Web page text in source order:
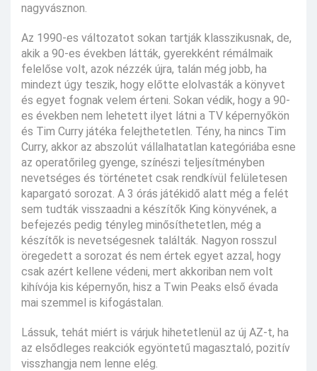
nagyvásznon.
Az 1990-es változatot sokan tartják klasszikusnak, de,
akik a 90-es években látták, gyerekként rémálmaik
felelőse volt, azok nézzék újra, talán még jobb, ha
mindezt úgy teszik, hogy előtte elolvasták a könyvet
és egyet fognak velem érteni. Sokan védik, hogy a 90-
es években nem lehetett ilyet látni a TV képernyőkön
és Tim Curry játéka felejthetetlen. Tény, ha nincs Tim
Curry, akkor az abszolút vállalhatatlan kategóriába esne
az operatőrileg gyenge, színészi teljesítményben
nevetséges és történetet csak rendkívül felületesen
kapargató sorozat. A 3 órás játékidő alatt még a felét
sem tudták visszaadni a készítők King könyvének, a
befejezés pedig tényleg minősíthetetlen, még a
készítők is nevetségesnek találták. Nagyon rosszul
öregedett a sorozat és nem értek egyet azzal, hogy
csak azért kellene védeni, mert akkoriban nem volt
kihívója kis képernyőn, hisz a Twin Peaks első évada
mai szemmel is kifogástalan.
Lássuk, tehát miért is várjuk hihetetlenül az új AZ-t, ha
az elsődleges reakciók egyöntetű magasztaló, pozitív
visszhangja nem lenne elég.